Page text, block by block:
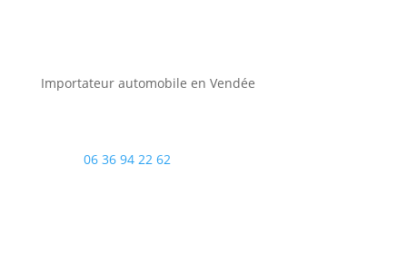
Importateur automobile en Vendée
06 36 94 22 62